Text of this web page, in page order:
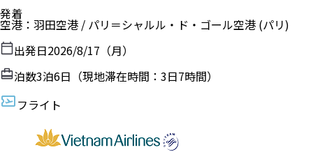
発着
空港 ： 羽田空港 / パリ＝シャルル・ド・ゴール空港 (パリ)
出発日2026/8/17（月）
泊数3泊6日（現地滞在時間： 3日7時間）
フライト